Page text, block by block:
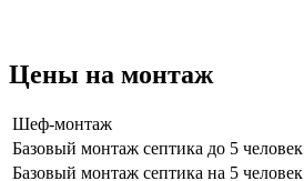
Цены на монтаж
Шеф-монтаж
Базовый монтаж септика до 5 человек
Базовый монтаж септика на 5 человек